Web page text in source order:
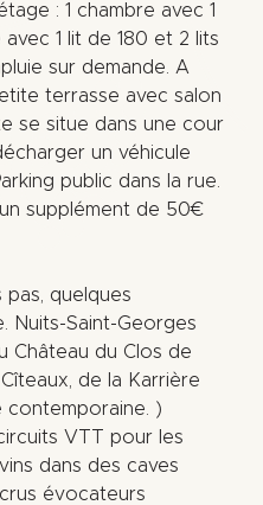
: 1 chambre avec 1
1 lit de 180 et 2 lits
sur demande. A
terrasse avec salon
se situe dans une cour
un véhicule
public dans la rue.
supplément de 50€
pas, quelques
Nuits-Saint-Georges
Château du Clos de
de la Karrière
contemporaine. )
VTT pour les
dans des caves
évocateurs